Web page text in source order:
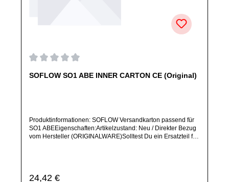
SOFLOW SO1 ABE INNER CARTON CE (Original)
Produktinformationen: SOFLOW Versandkarton passend für
SO1 ABEEigenschaften:Artikelzustand: Neu / Direkter Bezug
vom Hersteller (ORIGINALWARE)Solltest Du ein Ersatzteil für
Ersatzteile des Herstellers.Produkt kann von Abbildung
Regulärer Preis:
24,42 €